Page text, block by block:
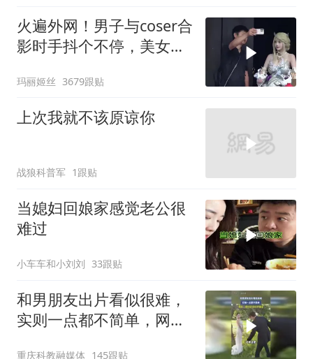
火遍外网！男子与coser合
影时手抖个不停，美女做
玛丽姬丝 3679跟贴
上次我就不该原谅你
战狼科普军 1跟贴
当媳妇回娘家感觉老公很
难过
小车车和小刘刘 33跟贴
和男朋友出片看似很难，
实则一点都不简单，网
重庆科教融媒体 145跟贴